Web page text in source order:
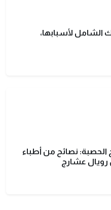
لأسبابها،
الحصبة: نصائح من أطباء
عشارج